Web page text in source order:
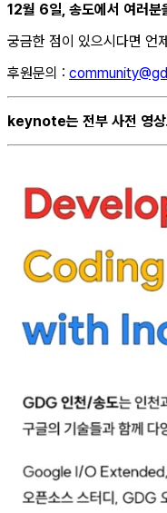
12월 6일, 송도에서 여러분
궁금한 점이 있으시다면 언
후원문의 :
keynote는 전부 사전 영상